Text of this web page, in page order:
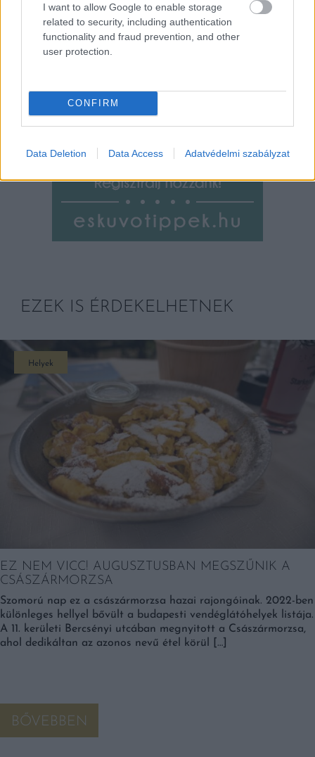
I want to allow Google to enable storage
related to security, including authentication
functionality and fraud prevention, and other
user protection.
CONFIRM
Data Deletion Data Access Adatvédelmi szabályzat
EZEK IS ÉRDEKELHETNEK
Helyek
EZ NEM VICC! AUGUSZTUSBAN MEGSZŰNIK A
CSÁSZÁRMORZSA
Szomorú nap ez a császármorzsa hazai rajongóinak. 2022-ben
különleges hellyel bővült a budapesti vendéglátóhelyek listája.
A 11. kerületi Bercsényi utcában megnyitott a Császármorzsa,
ahol dedikáltan az azonos nevű étel körül […]
BŐVEBBEN